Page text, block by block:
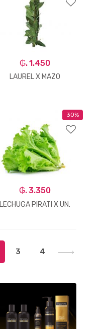
₲. 1.450
LAUREL X MAZO
+
30%
₲. 3.350
LECHUGA PIRATI X UN.
3 4